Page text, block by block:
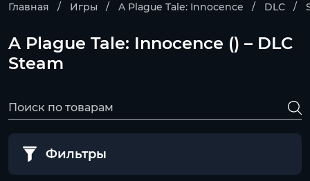
Главная Игры A Plague Tale: Innocence DLC
A Plague Tale: Innocence () – DLC
Steam
Фильтры